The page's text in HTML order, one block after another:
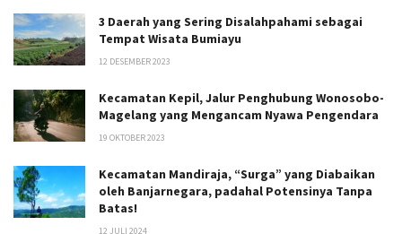
3 Daerah yang Sering Disalahpahami sebagai
Tempat Wisata Bumiayu
12 DESEMBER 2023
Kecamatan Kepil, Jalur Penghubung Wonosobo-
Magelang yang Mengancam Nyawa Pengendara
19 OKTOBER 2023
Kecamatan Mandiraja, “Surga” yang Diabaikan
oleh Banjarnegara, padahal Potensinya Tanpa
Batas!
12 JULI 2024